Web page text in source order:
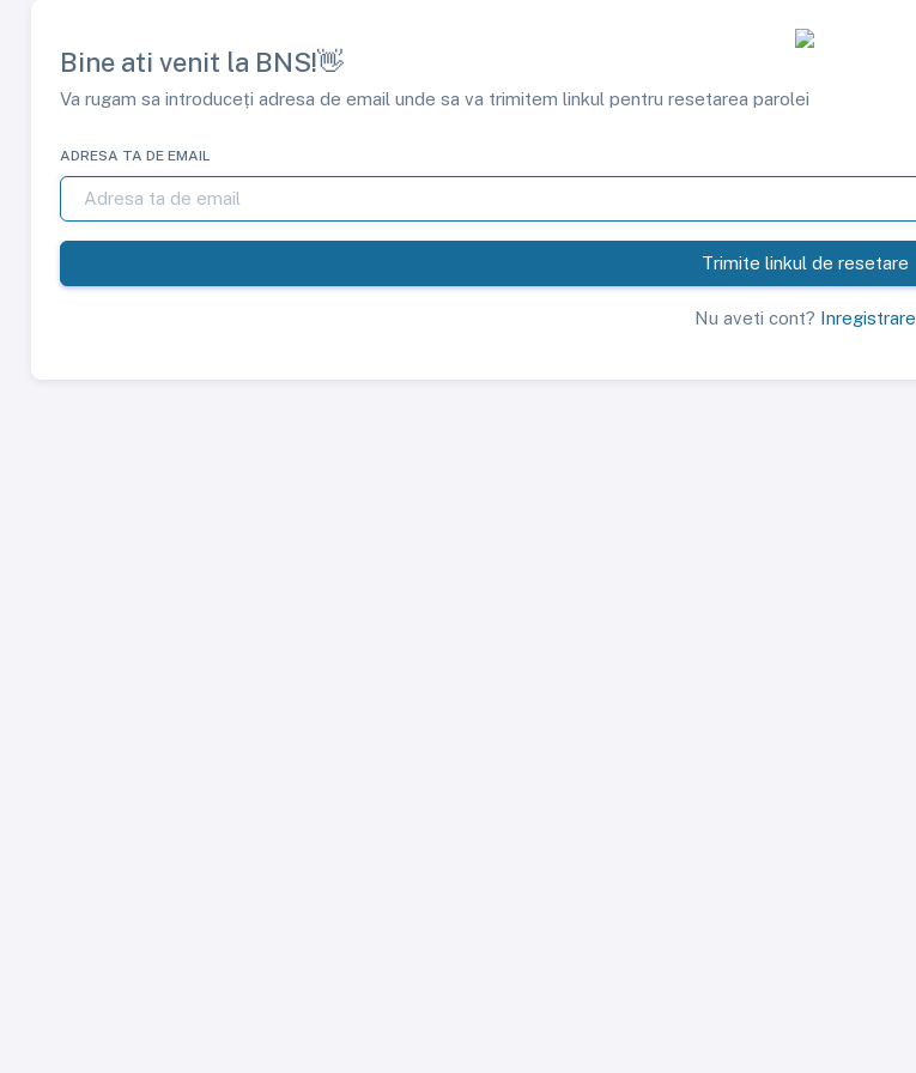
Bine ati venit la BNS!👋
Va rugam sa introduceți adresa de email unde sa va trimitem linkul pentru resetarea parolei
ADRESA TA DE EMAIL
Trimite linkul de resetare
Nu aveti cont? Inregistrare